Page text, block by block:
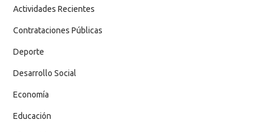
Actividades Recientes
Contrataciones Públicas
Deporte
Desarrollo Social
Economía
Educación